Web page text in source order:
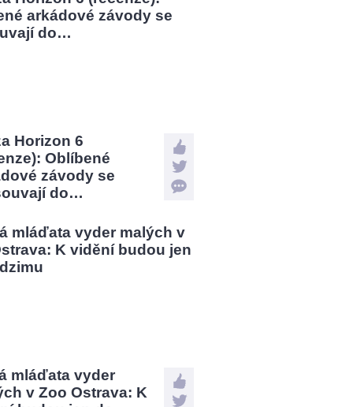
Horizon 6
Oblíbené
závody se
do…
mláďata vyder
v Zoo Ostrava: K